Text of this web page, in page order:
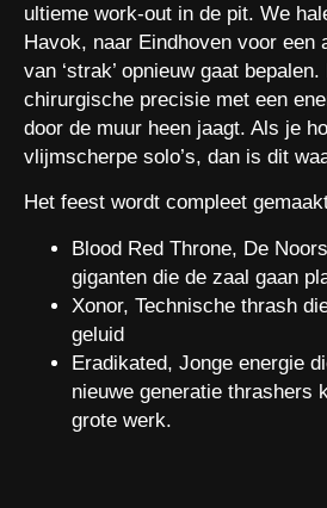
ultieme work-out in de pit. We
Havok, naar Eindhoven voor een
van ‘strak’ opnieuw gaat
chirurgische precisie met een
door de muur heen jaagt. Als je
vlijmscherpe solo’s, dan is dit
Het feest wordt compleet
Blood Red Throne, De
giganten die de zaal gaan
Xonor, Technische thrash
geluid
Eradikated, Jonge energie
nieuwe generatie thrashers
grote werk.